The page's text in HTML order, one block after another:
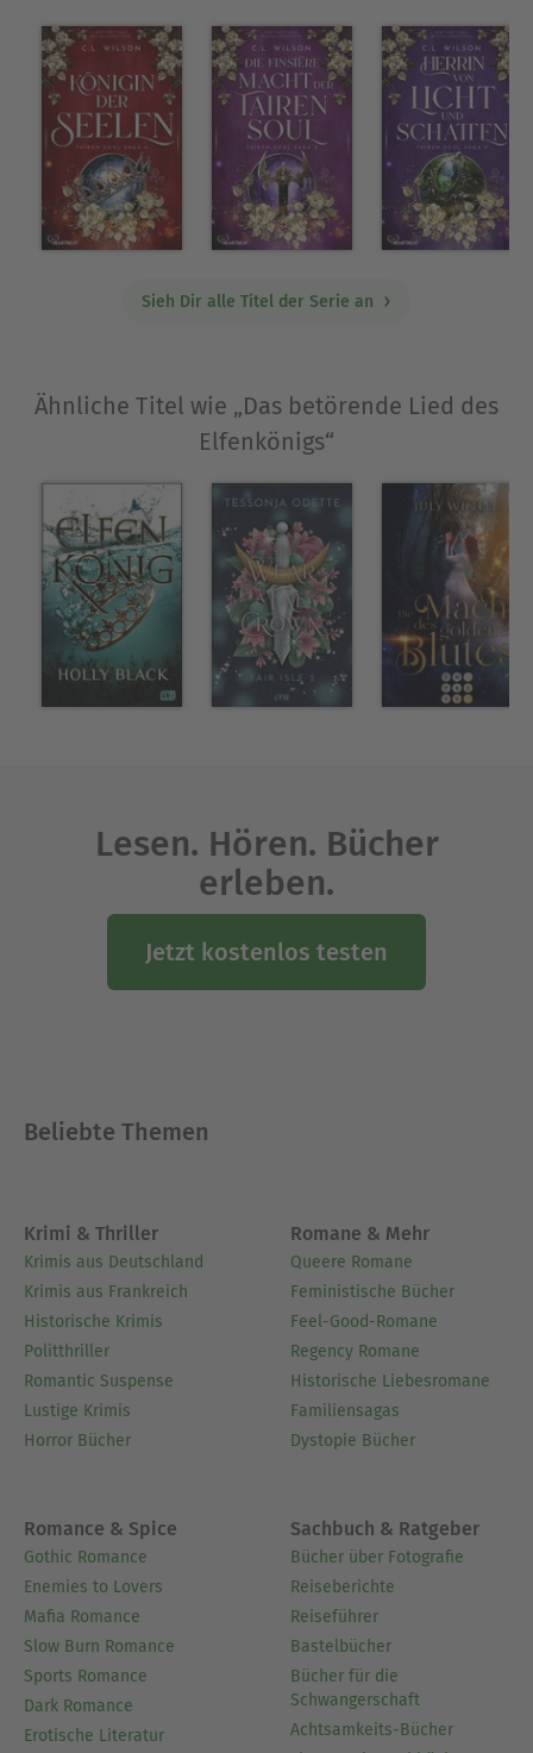
Sieh Dir alle Titel der Serie an
Ähnliche Titel wie „Das betörende Lied des
Elfenkönigs“
Lesen. Hören. Bücher
erleben.
Jetzt kostenlos testen
Beliebte Themen
Krimi & Thriller
Krimis aus Deutschland
Krimis aus Frankreich
Historische Krimis
Politthriller
Romantic Suspense
Lustige Krimis
Horror Bücher
Romane & Mehr
Queere Romane
Feministische Bücher
Feel-Good-Romane
Regency Romane
Historische Liebesromane
Familiensagas
Dystopie Bücher
Romance & Spice
Gothic Romance
Enemies to Lovers
Mafia Romance
Slow Burn Romance
Sports Romance
Dark Romance
Erotische Literatur
Sachbuch & Ratgeber
Bücher über Fotografie
Reiseberichte
Reiseführer
Bastelbücher
Bücher für die
Schwangerschaft
Achtsamkeits-Bücher